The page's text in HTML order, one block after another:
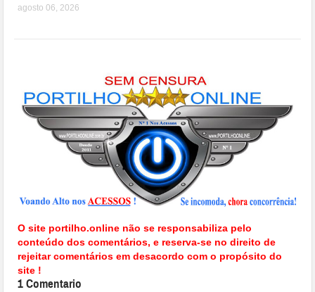
agosto 06, 2026
O site portilho.online não se responsabiliza pelo
conteúdo dos comentários, e reserva-se no direito de
rejeitar comentários em desacordo com o propósito do
site !
1 Comentario